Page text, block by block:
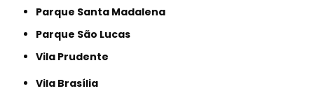
Parque Santa Madalena
Parque São Lucas
Vila Prudente
Vila Brasília